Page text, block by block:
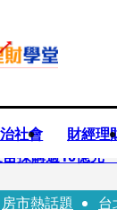
社會 財經理
採購逾10億
房市熱話題 台